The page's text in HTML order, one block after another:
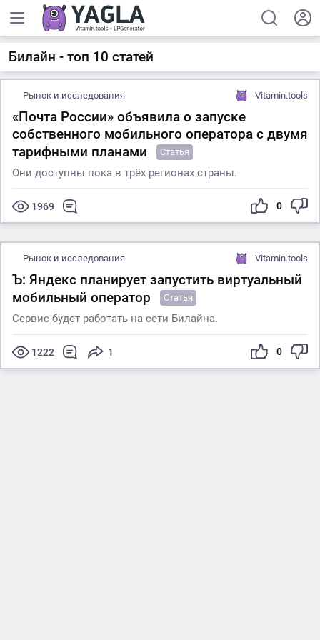
Билайн - топ 10 статей
Рынок и исследования Vitamin.tools
«Почта России» объявила о запуске
собственного мобильного оператора с двумя
тарифными планами
Статья
Они доступны пока в трёх регионах страны.
1969 0
Рынок и исследования Vitamin.tools
Ъ: Яндекс планирует запустить виртуальный
мобильный оператор
Статья
Сервис будет работать на сети Билайна.
1222 1 0